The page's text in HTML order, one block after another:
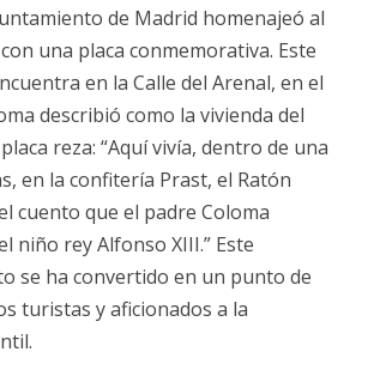
de Madrid homenajeó al
una placa conmemorativa. Este
en la Calle del Arenal, en el
describió como la vivienda del
reza: “Aquí vivía, dentro de una
en la confitería Prast, el Ratón
cuento que el padre Coloma
niño rey Alfonso XIII.” Este
se ha convertido en un punto de
turistas y aficionados a la